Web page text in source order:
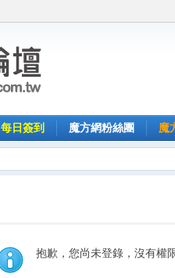
每日簽到 魔方網粉絲團 魔
抱歉，您尚未登錄，沒有權